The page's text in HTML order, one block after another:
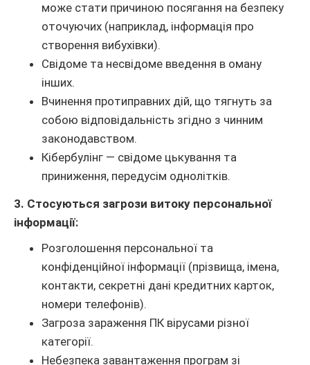
може стати причиною посягання на безпеку
оточуючих (наприклад, інформація про
створення вибухівки).
Свідоме та несвідоме введення в оману
інших.
Вчинення протиправних дій, що тягнуть за
собою відповідальність згідно з чинним
законодавством.
Кібербулінг — свідоме цькування та
приниження, передусім однолітків.
3. Стосуються загрози витоку персональної
інформації:
Розголошення персональної та
конфіденційної інформації (прізвища, імена,
контакти, секретні дані кредитних карток,
номери телефонів).
Загроза зараження ПК вірусами різної
категорії.
Небезпека завантаження програм зі